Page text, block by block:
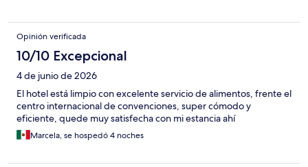
Opinión verificada
10/10 Excepcional
4 de junio de 2026
El hotel está limpio con excelente servicio de alimentos, frente el
centro internacional de convenciones, super cómodo y
eficiente, quede muy satisfecha con mi estancia ahí
Marcela, se hospedó 4 noches